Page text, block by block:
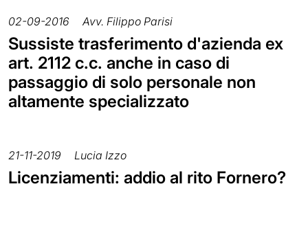
02-09-2016 Avv. Filippo Parisi
Sussiste trasferimento d'azienda ex
art. 2112 c.c. anche in caso di
passaggio di solo personale non
altamente specializzato
21-11-2019 Lucia Izzo
Licenziamenti: addio al rito Fornero?